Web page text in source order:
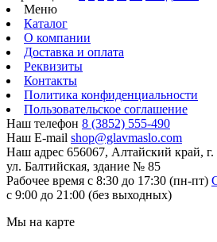
Меню
Каталог
О компании
Доставка и оплата
Реквизиты
Контакты
Политика конфиденциальности
Пользовательское соглашение
Наш телефон 8 (3852) 555-490
Наш E-mail shop@glavmaslo.com
Наш адрес 656067, Алтайский край, г.
ул. Балтийская, здание № 85
Рабочее время с 8:30 до 17:30 (пн-пт)
с 9:00 до 21:00 (без выходных)
Мы на карте